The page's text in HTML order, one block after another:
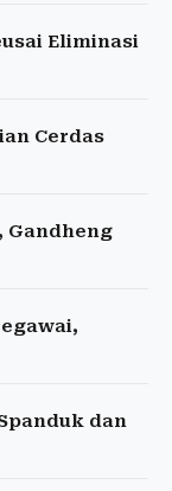
Eliminasi
Cerdas
Gandheng
dan